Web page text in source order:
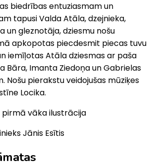
biedrības entuziasmam un
tapusi Valda Atāla, dzejnieka,
un gleznotāja, dziesmu nošu
apkopotas piecdesmit piecas tuvu
iemīļotas Atāla dziesmas ar paša
Bāra, Imanta Ziedoņa un Gabrielas
Nošu pierakstu veidojušas mūziķes
Locika.
pirmā vāka ilustrācija
Jānis Esītis